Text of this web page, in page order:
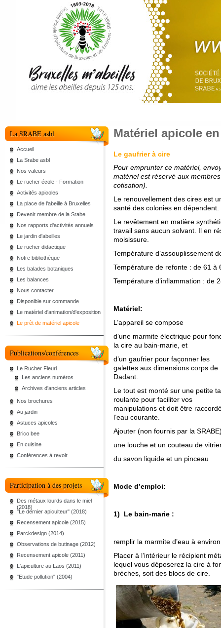
La SRABE asbl
Accueil
La Srabe asbl
Nos valeurs
Le rucher école - Formation
Activités apicoles
La place de l'abeille à Bruxelles
Devenir membre de la Srabe
Nos rapports d'activités annuels
Le jardin d'abeilles
Le rucher didactique
Notre bibliothèque
Les balades botaniques
Les balances
Nous contacter
Disponible sur commande
Le matériel d'animation/d'exposition
Le prêt de matériel apicole
Publications/conférences
Le Rucher Fleuri
Les anciens numéros
Archives d'anciens articles
Nos brochures
Au jardin
Astuces apicoles
Brico bee
En cuisine
Conférences à revoir
Participation à des projets
Des métaux lourds dans le miel
(2018)
"Le dernier apiculteur" (2018)
Recensement apicole (2015)
Parckdesign (2014)
Observations de butinage (2012)
Recensement apicole (2011)
L'apiculture au Laos (2011)
"Etude pollution" (2004)
Matériel apicole
Le gaufrier à cire
Pour emprunter ce matériel,
matériel est réservé aux
cotisation).
Le renouvellement des cires est
santé des colonies en dépendent.
Le revêtement en matière
travail sans aucun solvant. Il en
moisissure.
Température d’assouplissement
Température de refonte : de 61 à
Température d’inflammation : de
Matériel:
L’appareil se compose
d’une marmite électrique pour
la cire au bain-marie, et
d’un gaufrier pour façonner les
galettes aux dimensions corps de
Dadant.
Le tout est monté sur une petite
roulante pour faciliter vos
manipulations et doit être
l’eau courante.
Ajouter (non fournis par la
une louche et un couteau de
du savon liquide et un pinceau
Mode d’emploi:
1) Le bain-marie :
remplir la marmite d’eau à
Placer à l’intérieur le récipient
lequel vous déposerez la cire à
brèches, soit des blocs de cire.